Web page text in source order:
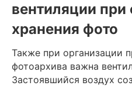
вентиляции при
хранения фото
Также при организации
фотоархива важна
Застоявшийся воздух